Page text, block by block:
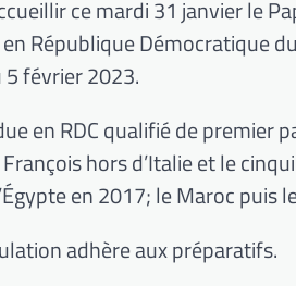
ce mardi 31 janvier le
République Démocratique
5 février 2023.
en RDC qualifié de premier
hors d’Italie et le
en 2017; le Maroc
adhère aux préparatifs.